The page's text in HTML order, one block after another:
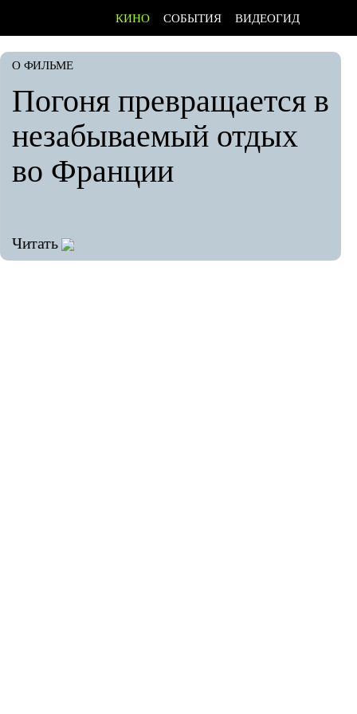
КИНО СОБЫТИЯ ВИДЕОГИД
О ФИЛЬМЕ
Погоня превращается в
незабываемый отдых
во Франции
Читать